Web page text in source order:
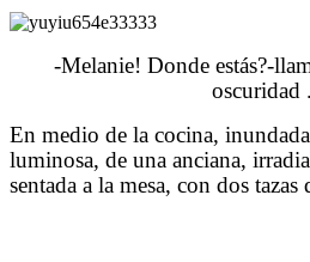
-Melanie! Donde estás?-
oscuridad
En medio de la cocina,
luminosa, de una anciana,
sentada a la mesa, con dos tazas